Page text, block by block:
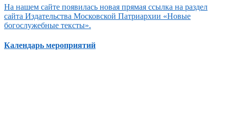
На нашем сайте появилась новая прямая ссылка на раздел
сайта Издательства Московской Патриархии «Новые
богослужебные тексты».
Календарь мероприятий